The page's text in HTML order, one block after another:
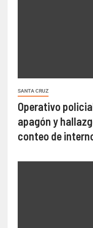
SANTA CRUZ
Operativo
apagón y
conteo de